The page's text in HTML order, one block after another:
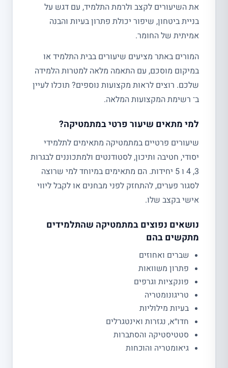
את השיעורים לקצב ולרמת התלמיד, עם דגש על
בניית ביטחון, שיפור יכולת פתרון בעיות והבנה
אמיתית של החומר.
המורים באתר מציעים שיעורים בבית התלמיד או
במיקום מוסכם, עם התאמה מלאה למטרות הלמידה
שלכם. רוצים לראות מקצועות נוספים? תוכלו לעיין
ב־ רשימת המקצועות המלאה.
למי מתאים שיעור פרטי במתמטיקה?
שיעורים פרטיים במתמטיקה מתאימים לתלמידי
יסודי, חטיבה ותיכון, לסטודנטים ולמתכוננים לבגרות
3, 4 ו 5 יחידות. הם מתאימים במיוחד למי שרוצה
לסגור פערים, להתחזק לפני מבחנים או לקבל ליווי
אישי בקצב שלו.
נושאים נפוצים במתמטיקה שהתלמידים
מתקשים בהם
שברים ואחוזים
פתרון משוואות
פונקציות וגרפים
טריגונומטריה
בעיות מילוליות
חדו״א, נגזרות ואינטגרלים
סטטיסטיקה והסתברות
גיאומטריה והוכחות